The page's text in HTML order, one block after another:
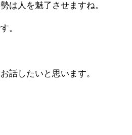
は人を魅了させますね。
。
話したいと思います。